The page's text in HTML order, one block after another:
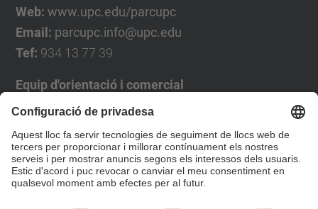
Web: www.upc.edu/parcupc
Email: parcupc.info@upc.edu
Tef: 934 13 77 39
Equip d'orientació i comercial
José Luís Grande
Tel. 93 4137194
jose.luis.grande@upc.edu
Formulari de contacte